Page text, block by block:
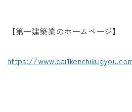
【第一建築業のホームページ】
https://